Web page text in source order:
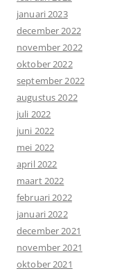
januari 2023
december 2022
november 2022
oktober 2022
september 2022
augustus 2022
juli 2022
juni 2022
mei 2022
april 2022
maart 2022
februari 2022
januari 2022
december 2021
november 2021
oktober 2021